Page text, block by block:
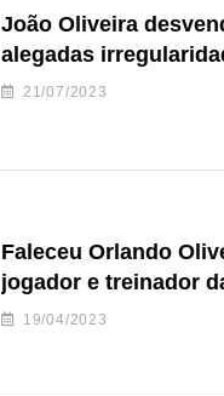
João Oliveira
alegadas
de Freguesia S. João
21/07/2023
Faleceu Orlando
jogador e treinador
de andebol do
19/04/2023